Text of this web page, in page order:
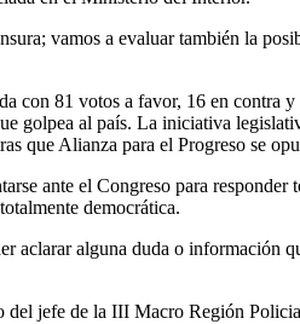
vamos a evaluar también la
con 81 votos a favor, 16 en contra
golpea al país. La iniciativa
que Alianza para el Progreso se
ante el Congreso para
democrática.
aclarar alguna duda o información
jefe de la III Macro Región